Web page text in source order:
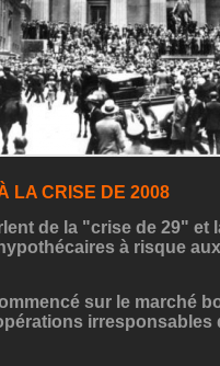
LA CRISE DE 2008
de la "crise de 29" et
à risque
sur le marché
irresponsables